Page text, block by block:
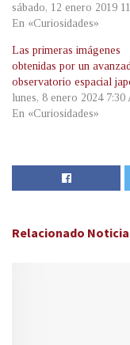
sábado, 12 enero 2019
En «Curiosidades»
Las primeras imágenes
obtenidas por un
observatorio espacial
lunes, 8 enero 2024 7:30
En «Curiosidades»
Relacionado